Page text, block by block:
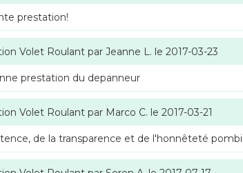
prestation!
Volet Roulant par Jeanne L. le 2017-03-23
prestation du depanneur
Volet Roulant par Marco C. le 2017-03-21
de la transparence et de l'honnêteté